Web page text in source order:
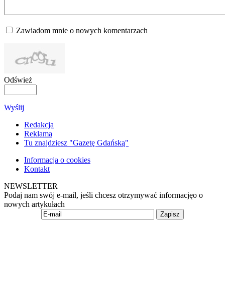
Zawiadom mnie o nowych komentarzach
Odśwież
Wyślij
Redakcja
Reklama
Tu znajdziesz "Gazetę Gdańską"
Informacja o cookies
Kontakt
NEWSLETTER
Podaj nam swój e-mail, jeśli chcesz otrzymywać informacjęo o
nowych artykułach
Zapisz